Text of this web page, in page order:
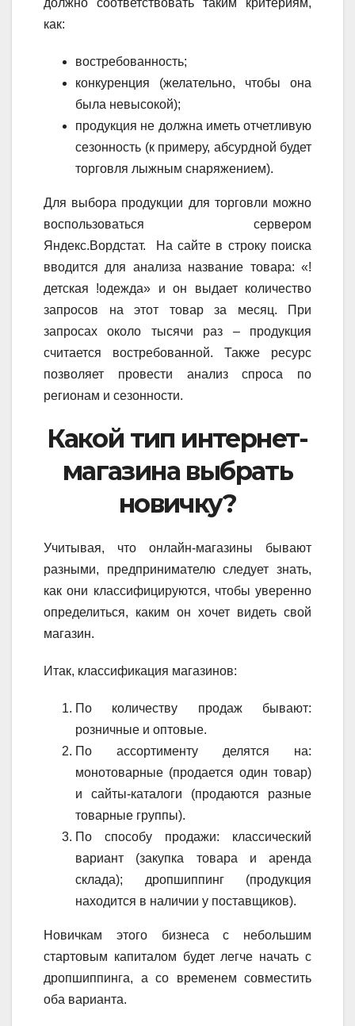
должно соответствовать таким критериям,
как:
востребованность;
конкуренция (желательно, чтобы она
была невысокой);
продукция не должна иметь отчетливую
сезонность (к примеру, абсурдной будет
торговля лыжным снаряжением).
Для выбора продукции для торговли можно
воспользоваться сервером
Яндекс.Вордстат. На сайте в строку поиска
вводится для анализа название товара: «!
детская !одежда» и он выдает количество
запросов на этот товар за месяц. При
запросах около тысячи раз – продукция
считается востребованной. Также ресурс
позволяет провести анализ спроса по
регионам и сезонности.
Какой тип интернет-
магазина выбрать
новичку?
Учитывая, что онлайн-магазины бывают
разными, предпринимателю следует знать,
как они классифицируются, чтобы уверенно
определиться, каким он хочет видеть свой
магазин.
Итак, классификация магазинов:
По количеству продаж бывают:
розничные и оптовые.
По ассортименту делятся на:
монотоварные (продается один товар)
и сайты-каталоги (продаются разные
товарные группы).
По способу продажи: классический
вариант (закупка товара и аренда
склада); дропшиппинг (продукция
находится в наличии у поставщиков).
Новичкам этого бизнеса с небольшим
стартовым капиталом будет легче начать с
дропшиппинга, а со временем совместить
оба варианта.